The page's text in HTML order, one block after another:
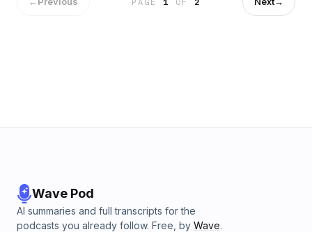
vonden we uiteindelijk een weg naar ons avontuur. Deze
Wave Pod
AI summaries and full transcripts for the
podcasts you already follow. Free, by Wave.